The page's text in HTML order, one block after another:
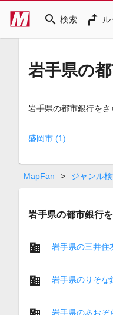
search 検索
岩手県の
岩手県の都市銀行を
盛岡市 (1)
MapFan > ジャンル
岩手県の都市銀行
岩手県の三井住
岩手県のりそな
岩手県のあおぞ